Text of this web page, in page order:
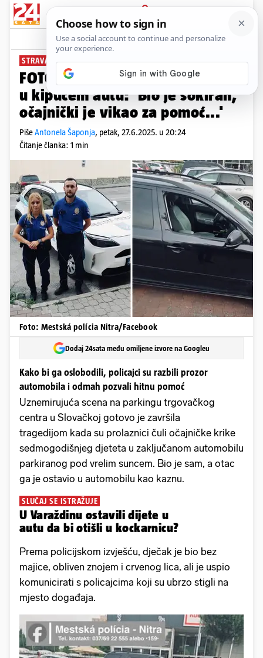
PRIJAVA
News Komentari
STRAVA U SLOVAČKOJ
FOTO Otac za kaznu ostavio sina
u kipućem autu: 'Bio je šokiran,
očajnički je vikao za pomoć...'
PišeAntonela Šaponja, petak, 27.6.2025. u 20:24
Čitanje članka: 1 min
Foto: Mestská polícia Nitra/Facebook
Dodaj 24sata među omiljene izvore na Googleu
Kako bi ga oslobodili, policajci su razbili prozor
automobila i odmah pozvali hitnu pomoć
Uznemirujuća scena na parkingu trgovačkog
centra u Slovačkoj gotovo je završila
tragedijom kada su prolaznici čuli očajničke krike
sedmogodišnjeg djeteta u zaključanom automobilu
parkiranog pod vrelim suncem. Bio je sam, a otac
ga je ostavio u automobilu kao kaznu.
SLUČAJ SE ISTRAŽUJE
U Varaždinu ostavili dijete u
autu da bi otišli u kockarnicu?
Prema policijskom izvješću, dječak je bio bez
majice, obliven znojem i crvenog lica, ali je uspio
komunicirati s policajcima koji su ubrzo stigli na
mjesto događaja.